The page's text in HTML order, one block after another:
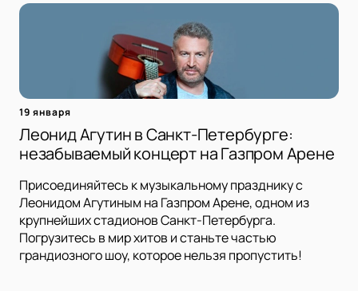
19 января
Леонид Агутин в Санкт-Петербурге:
незабываемый концерт на Газпром Арене
Присоединяйтесь к музыкальному празднику с
Леонидом Агутиным на Газпром Арене, одном из
крупнейших стадионов Санкт-Петербурга.
Погрузитесь в мир хитов и станьте частью
грандиозного шоу, которое нельзя пропустить!